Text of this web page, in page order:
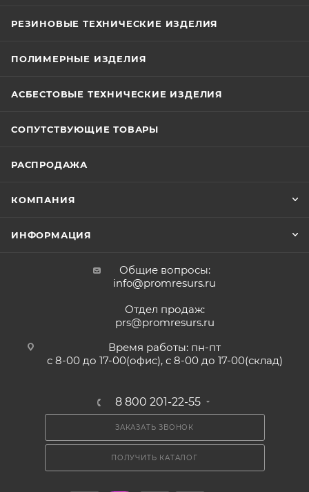
РЕЗИНОВЫЕ ТЕХНИЧЕСКИЕ ИЗДЕЛИЯ
ПОЛИМЕРНЫЕ ИЗДЕЛИЯ
АСБЕСТОВЫЕ ТЕХНИЧЕСКИЕ ИЗДЕЛИЯ
СОПУТСТВУЮЩИЕ ТОВАРЫ
РАСПРОДАЖА
КОМПАНИЯ
ИНФОРМАЦИЯ
Общие вопросы:
info@promresurs.ru
Отдел продаж:
prs@promresurs.ru
Время работы: пн-пт
с 8-00 до 17-00(офис), с 8-00 до 17-00(склад)
8 800 201-22-55
ЗАКАЗАТЬ ЗВОНОК
ПОЛУЧИТЬ КАТАЛОГ